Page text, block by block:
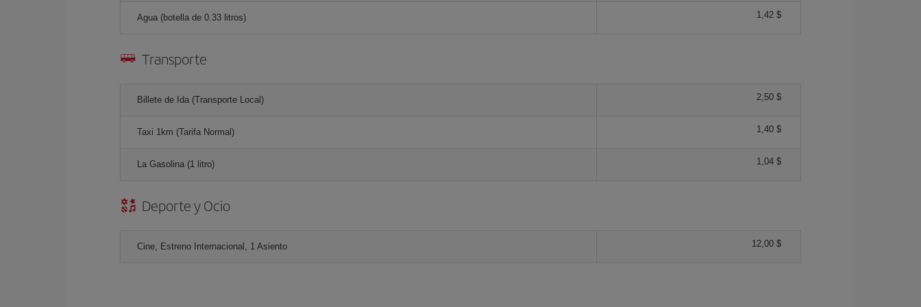
Agua (botella de 0.33 litros) 1,42 $
Transporte
Billete de Ida (Transporte Local) 2,50 $
Taxi 1km (Tarifa Normal) 1,40 $
La Gasolina (1 litro) 1,04 $
Deporte y Ocio
Cine, Estreno Internacional, 1 Asiento 12,00 $